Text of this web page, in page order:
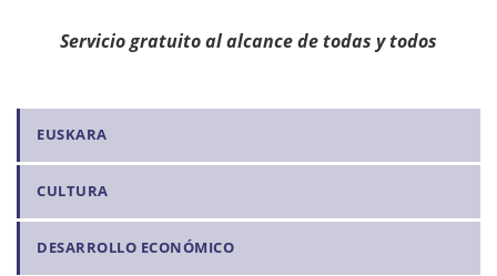
Servicio gratuito al alcance de todas y todos
N
a
v
e
g
EUSKARA
CULTURA
DESARROLLO ECONÓMICO